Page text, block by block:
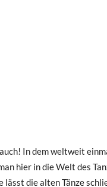
In dem weltweit
hier in die Welt des
die alten Tänze